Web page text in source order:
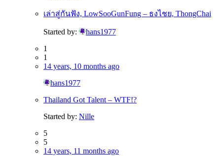
เล่าสู่กันฟัง, LowSooGunFung – ธงไชย, ThongChai
Started by:
hans1977
1
1
14 years, 10 months ago
hans1977
Thailand Got Talent – WTF!?
Started by: Nille
5
5
14 years, 11 months ago